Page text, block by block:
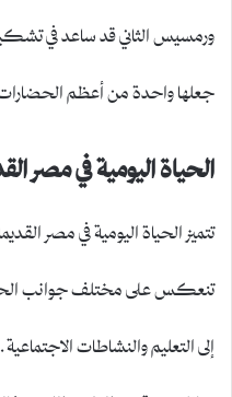
ورمسيس الثاني قد ساعد في تشكيل
جعلها واحدة من أعظم الحضارات
الحياة اليومية في مصر
تتميز الحياة اليومية في مصر
تنعكس على مختلف جوانب
إلى التعليم والنشاطات